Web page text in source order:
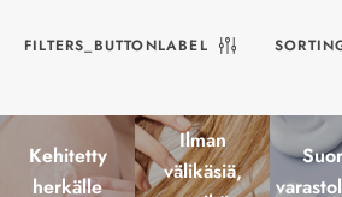
FILTERS_BUTTONLABEL
Kehitetty
herkälle
Ilman
välikäsiä,